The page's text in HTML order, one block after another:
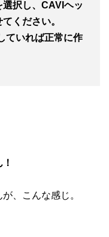
択し、CAVIヘッ
ください。
ていれば正常に作
、こんな感じ。